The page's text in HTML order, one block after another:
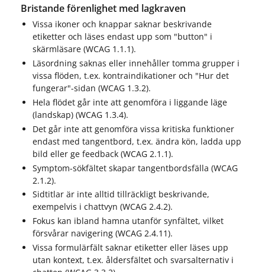
Bristande förenlighet med lagkraven
Vissa ikoner och knappar saknar beskrivande
etiketter och läses endast upp som "button" i
skärmläsare (WCAG 1.1.1).
Läsordning saknas eller innehåller tomma grupper i
vissa flöden, t.ex. kontraindikationer och "Hur det
fungerar"-sidan (WCAG 1.3.2).
Hela flödet går inte att genomföra i liggande läge
(landskap) (WCAG 1.3.4).
Det går inte att genomföra vissa kritiska funktioner
endast med tangentbord, t.ex. ändra kön, ladda upp
bild eller ge feedback (WCAG 2.1.1).
Symptom-sökfältet skapar tangentbordsfälla (WCAG
2.1.2).
Sidtitlar är inte alltid tillräckligt beskrivande,
exempelvis i chattvyn (WCAG 2.4.2).
Fokus kan ibland hamna utanför synfältet, vilket
försvårar navigering (WCAG 2.4.11).
Vissa formulärfält saknar etiketter eller läses upp
utan kontext, t.ex. åldersfältet och svarsalternativ i